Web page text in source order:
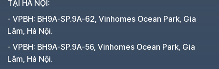
TẠI HÀ NỘI:
- VPBH: BH9A-SP.9A-62, Vinhomes Ocean Park, Gia
Lâm, Hà Nội.
- VPBH: BH9A-SP.9A-56, Vinhomes Ocean Park, Gia
Lâm, Hà Nội.